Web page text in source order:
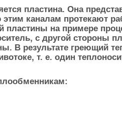
пластина. Она
каналам протекают
пластины на примере
с другой стороны
В результате греющий
т. е. один